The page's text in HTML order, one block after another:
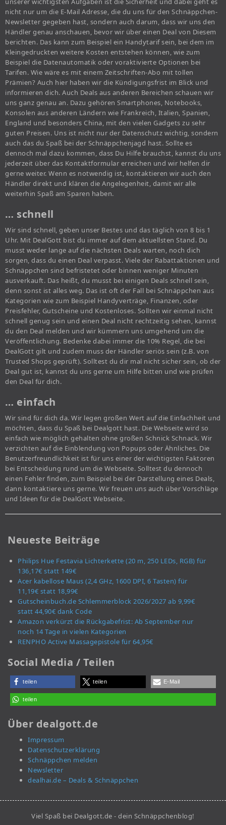
nicht nur um die E-Mail Adresse, die du uns für den Schnäppchen-
Newsletter gegeben hast, sondern auch darum, dass wir uns den
Händler genau anschauen, bevor wir über einen Deal von Diesem
berichten. Das kann zum Beispiel ein Handytarif sein, bei dem im
Kleingedruckten weitere Kosten entstehen können, wie zum
Beispiel die Datenautomatik oder voraktivierte Optionen bei
Tarifen. Wie wäre es mit einem Zeitschriften-Abo mit tollen
Prämien? Auch hier haben wir die Kündigungsfrist im Blick und
informieren dich. Auch Deals aus anderen Bereichen schauen wir
uns ganz genau an. Dazu gehören Smartphones, Notebooks,
Konsolen aus anderen Ländern wie Frankreich, Italien, Spanien,
England und besonders China, mit den vielen Gadgets zu sehr
guten Preisen. Uns ist nicht nur der Datenschutz wichtig, sondern
auch das du Spaß bei der Schnäppchenjagd hast. Sollte es
dennoch mal dazu kommen, dass Du Hilfe brauchst, kannst du uns
jederzeit über das Kontaktformular erreichen und wir helfen dir
gerne weiter. Wenn es notwendig ist, kontaktieren wir auch den
Händler direkt und klären die Angelegenheit, damit wir alle
weiterhin Spaß am Sparen haben.
… schnell
Wir sind schnell, geben unser Bestes und das täglich von 8 bis 1
Uhr. Mit DealGott bist du immer auf dem aktuellsten Stand. Du
musst weder lange auf die nächsten Deals warten, noch dich
sorgen, dass du einen Deal verpasst. Viele der Rabattaktionen und
Schnäppchen sind befristetet oder binnen weniger Minuten
ausverkauft. Das heißt, du musst bei einigen Deals schnell sein,
denn sonst ist alles weg. Das ist oft der Fall bei Schnäppchen aus
Kategorien wie zum Beispiel Handyverträge, Finanzen, oder
Preisfehler, Gutscheine und Kostenloses. Sollten wir einmal nicht
schnell genug sein und einen Deal nicht rechtzeitig sehen, kannst
du den Deal melden und wir kümmern uns umgehend um die
Veröffentlichung. Bedenke dabei immer die 10% Regel, die bei
DealGott gilt und zudem muss der Händler seriös sein (z.B. von
Trusted Shops geprüft). Solltest du dir mal nicht sicher sein, ob der
Deal gut ist, kannst du uns gerne um Hilfe bitten und wie prüfen
den Deal für dich.
… einfach
Wir sind für dich da. Wir legen großen Wert auf die Einfachheit und
möchten, dass du Spaß bei Dealgott hast. Die Webseite wird so
einfach wie möglich gehalten ohne großen Schnick Schnack. Wir
verzichten auf die Einblendung von Popups oder Ähnliches. Die
Benutzerfreundlichkeit ist für uns einer der wichtigsten Faktoren
bei Entscheidung rund um die Webseite. Solltest du dennoch
einen Fehler finden, zum Beispiel bei der Darstellung eines Deals,
dann kontaktiere uns gerne. Wir freuen uns auch über Vorschläge
und Ideen für die DealGott Webseite.
Neueste Beiträge
Philips Hue Festavia Lichterkette (20 m, 250 LEDs, RGB) für
136,17€ statt 149€
Acer kabellose Maus (2,4 GHz, 1600 DPI, 6 Tasten) für
11,19€ statt 18,99€
Gutscheinbuch.de Schlemmerblock 2026/2027 ab 9,99€
statt 44,90€ dank Code
Amazon verkürzt die Rückgabefrist: Ab September nur
noch 14 Tage in vielen Kategorien
RENPHO Active Massagepistole für 64,95€
Social Media / Teilen
teilen teilen E-Mail
teilen
Über dealgott.de
Impressum
Datenschutzerklärung
Schnäppchen melden
Newsletter
dealhai.de – Deals & Schnäppchen
Viel Spaß bei Dealgott.de - dein Schnäppchenblog!